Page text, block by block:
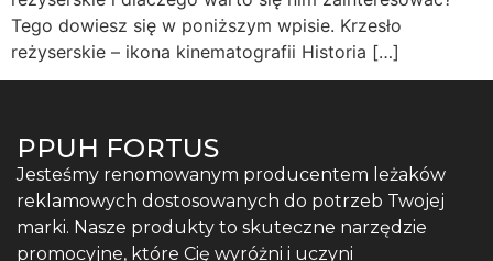
Tego dowiesz się w poniższym wpisie. Krzesło
reżyserskie – ikona kinematografii Historia […]
PPUH FORTUS
Jesteśmy renomowanym producentem leżaków
reklamowych dostosowanych do potrzeb Twojej
marki. Nasze produkty to skuteczne narzędzie
promocyjne, które Cię wyróżni i uczyni